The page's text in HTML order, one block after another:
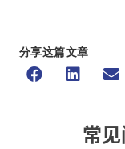
分享这篇文章
常见